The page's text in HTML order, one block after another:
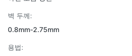
벽 두께:
0.8mm-2.75mm
용법: